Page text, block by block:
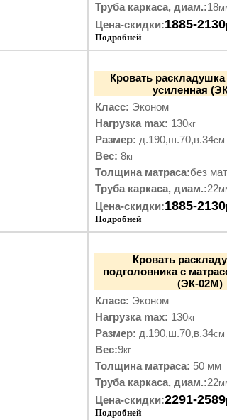
Труба каркаса, диам.:18
Цена-скидки:1885-2130
Подробней
Кровать раскладушка
усиленная
Класс: Эконом
Нагрузка max: 130кг
Размер: д.190,ш.70,в.34см
Вес: 8кг
Толщина матраса:без
Труба каркаса, диам.:22
Цена-скидки:1885-2130
Подробней
Кровать
подголовника с
(ЭК-02М)
Класс: Эконом
Нагрузка max: 130кг
Размер: д.190,ш.70,в.34см
Вес:9кг
Толщина матраса: 50 мм
Труба каркаса, диам.:22
Цена-скидки:2291-2589
Подробней